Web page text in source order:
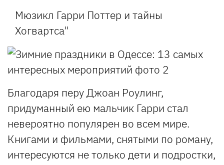
Мюзикл Гарри Поттер и тайны
Хогвартса"
Благодаря перу Джоан Роулинг,
придуманный ею мальчик Гарри стал
невероятно популярен во всем мире.
Книгами и фильмами, снятыми по роману,
интересуются не только дети и подростки,